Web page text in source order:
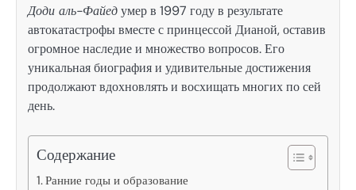
Доди аль-Файедумер в 1997 году в результате
автокатастрофы вместе с принцессой Дианой, оставив
огромное наследие и множество вопросов. Его
уникальная биография и удивительные достижения
продолжают вдохновлять и восхищать многих по сей
день.
Содержание
Ранние годы и образование